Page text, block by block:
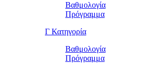
Βαθμολογία
Πρόγραμμα
Γ Κατηγορία
Βαθμολογία
Πρόγραμμα